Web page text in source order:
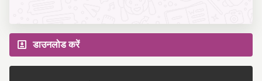
डाउनलोड करें